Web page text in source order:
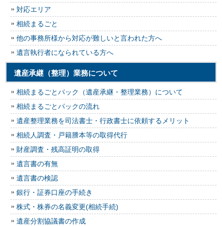
対応エリア
相続まるごと
他の事務所様から対応が難しいと言われた方へ
遺言執行者になられている方へ
遺産承継（整理）業務について
相続まるごとパック（遺産承継・整理業務）について
相続まるごとパックの流れ
遺産整理業務を司法書士・行政書士に依頼するメリット
相続人調査・戸籍謄本等の取得代行
財産調査・残高証明の取得
遺言書の有無
遺言書の検認
銀行・証券口座の手続き
株式・株券の名義変更(相続手続)
遺産分割協議書の作成